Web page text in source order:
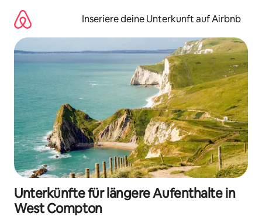
Inhalten
springen
Inseriere deine Unterkunft auf Airbnb
Unterkünfte für längere Aufenthalte in
West Compton